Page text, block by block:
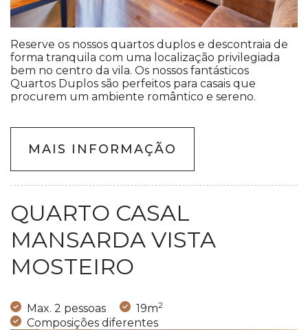
Reserve os nossos quartos duplos e descontraia de
forma tranquila com uma localização privilegiada
bem no centro da vila. Os nossos fantásticos
Quartos Duplos são perfeitos para casais que
procurem um ambiente romântico e sereno.
MAIS INFORMAÇÃO
QUARTO CASAL
MANSARDA VISTA
MOSTEIRO
Max. 2 pessoas 19m2
Composições diferentes